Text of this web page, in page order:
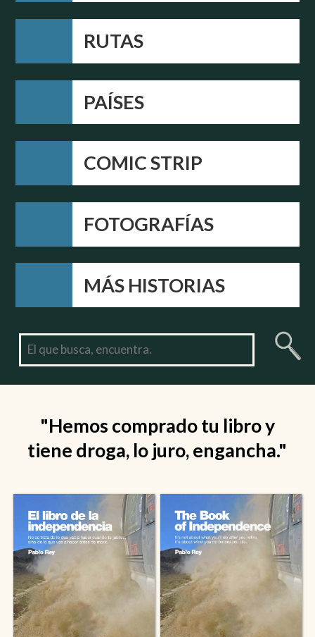
RUTAS
PAÍSES
COMIC STRIP
FOTOGRAFÍAS
MÁS HISTORIAS
"Hemos comprado tu libro y
tiene droga, lo juro, engancha."